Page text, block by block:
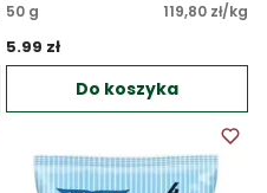
50 g
119,80 zł/kg
5.99 zł
Do koszyka